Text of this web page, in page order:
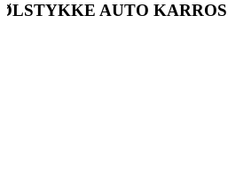
AUTO